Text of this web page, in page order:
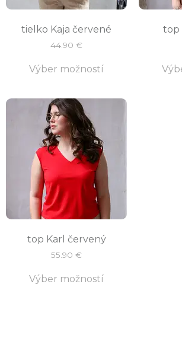
tielko Kaja červené
44.90 €
Výber možností
top
top Karl červený
55.90 €
Výber možností